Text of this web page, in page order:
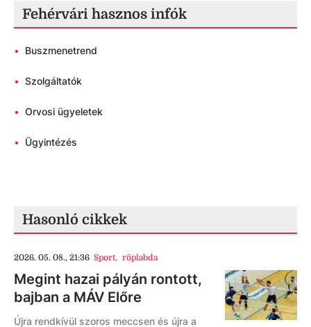
Fehérvári hasznos infók
• Buszmenetrend
• Szolgáltatók
• Orvosi ügyeletek
• Ügyintézés
Hasonló cikkek
2026. 05. 08., 21:36 Sport, röplabda
Megint hazai pályán rontott,
bajban a MÁV Előre
Újra rendkívül szoros meccsen és újra a